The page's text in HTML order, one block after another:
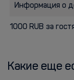
Информация о
1000 RUB за
Какие еще